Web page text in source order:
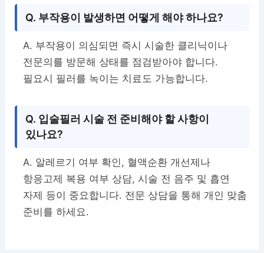
Q. 부작용이 발생하면 어떻게 해야 하나요?
A. 부작용이 의심되면 즉시 시술한 클리닉이나
전문의를 방문해 상태를 점검받아야 합니다.
필요시 필러를 녹이는 치료도 가능합니다.
Q. 입술필러 시술 전 준비해야 할 사항이
있나요?
A. 알레르기 여부 확인, 혈액순환 개선제나
항응고제 복용 여부 상담, 시술 전 음주 및 흡연
자제 등이 중요합니다. 전문 상담을 통해 개인 맞춤
준비를 하세요.